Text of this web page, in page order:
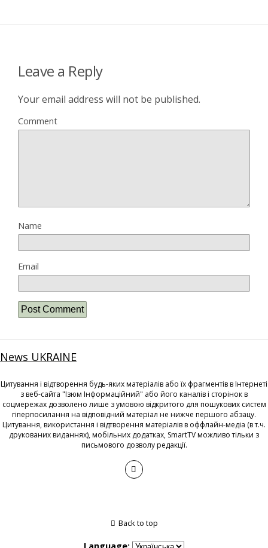
Leave a Reply
Your email address will not be published.
Comment
Name
Email
News UKRAINE
Цитування і відтворення будь-яких матеріалів або їх фрагментів в Інтернеті
з веб-сайта "Ізюм Інформаційний" або його каналів і сторінок в
соцмережах дозволено лише з умовою відкритого для пошукових систем
гіперпосилання на відповідний матеріал не нижче першого абзацу.
Цитування, використання і відтворення матеріалів в оффлайн-медіа (в т.ч.
друкованих виданнях), мобільних додатках, SmartTV можливо тільки з
письмового дозволу редакції.
Back to top
Language: